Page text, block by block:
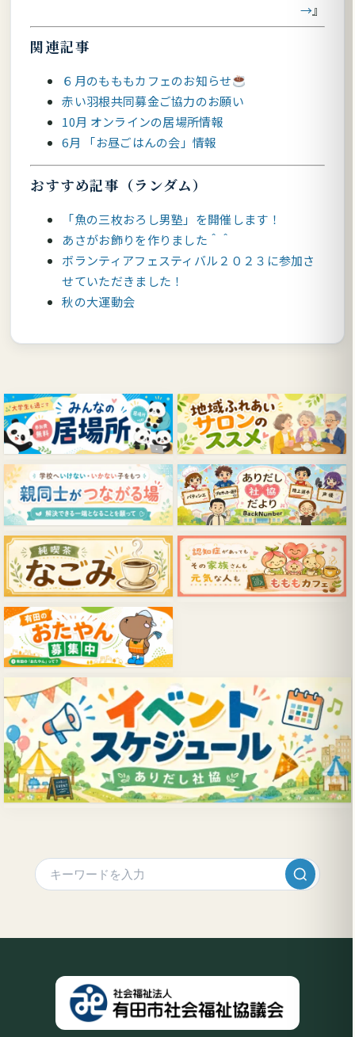
→
関連記事
６月のもももカフェのお知らせ
赤い羽根共同募金ご協力のお願い
10月 オンラインの居場所情報
6月 「お昼ごはんの会」情報
おすすめ記事（ランダム）
「魚の三枚おろし男塾」を開催します！
あさがお飾りを作りました＾＾
ボランティアフェスティバル２０２３に参加さ
せていただきました！
秋の大運動会